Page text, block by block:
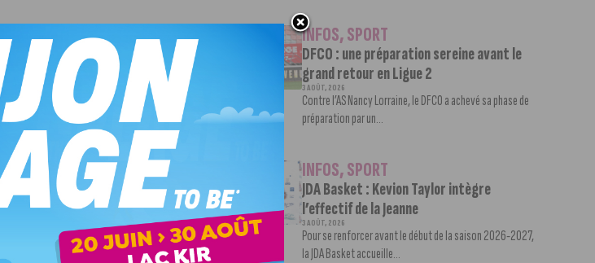
L’abécédaire de J’Aime Dijon
INFOS,SPORT
DFCO : une préparation sereine avant le
grand retour en Ligue 2
3 AOÛT, 2026
Contre l’AS Nancy Lorraine, le DFCO a achevé sa phase de
préparation par un...
INFOS,SPORT
JDA Basket : Kevion Taylor intègre
l’effectif de la Jeanne
3 AOÛT, 2026
Pour se renforcer avant le début de la saison 2026-2027,
la JDA Basket accueille...